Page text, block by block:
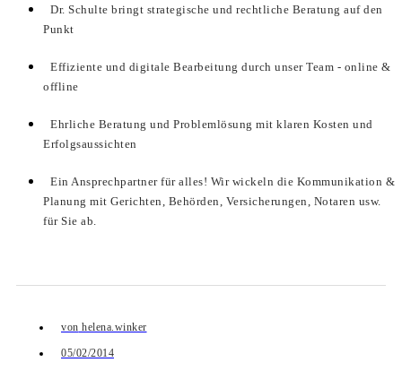
Dr. Schulte bringt strategische und rechtliche Beratung auf den
Punkt
Effiziente und digitale Bearbeitung durch unser Team - online &
offline
Ehrliche Beratung und Problemlösung mit klaren Kosten und
Erfolgsaussichten
Ein Ansprechpartner für alles! Wir wickeln die Kommunikation &
Planung mit Gerichten, Behörden, Versicherungen, Notaren usw.
für Sie ab.
von helena.winker
05/02/2014